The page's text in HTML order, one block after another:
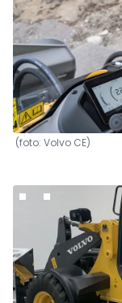
(foto: Volvo CE)